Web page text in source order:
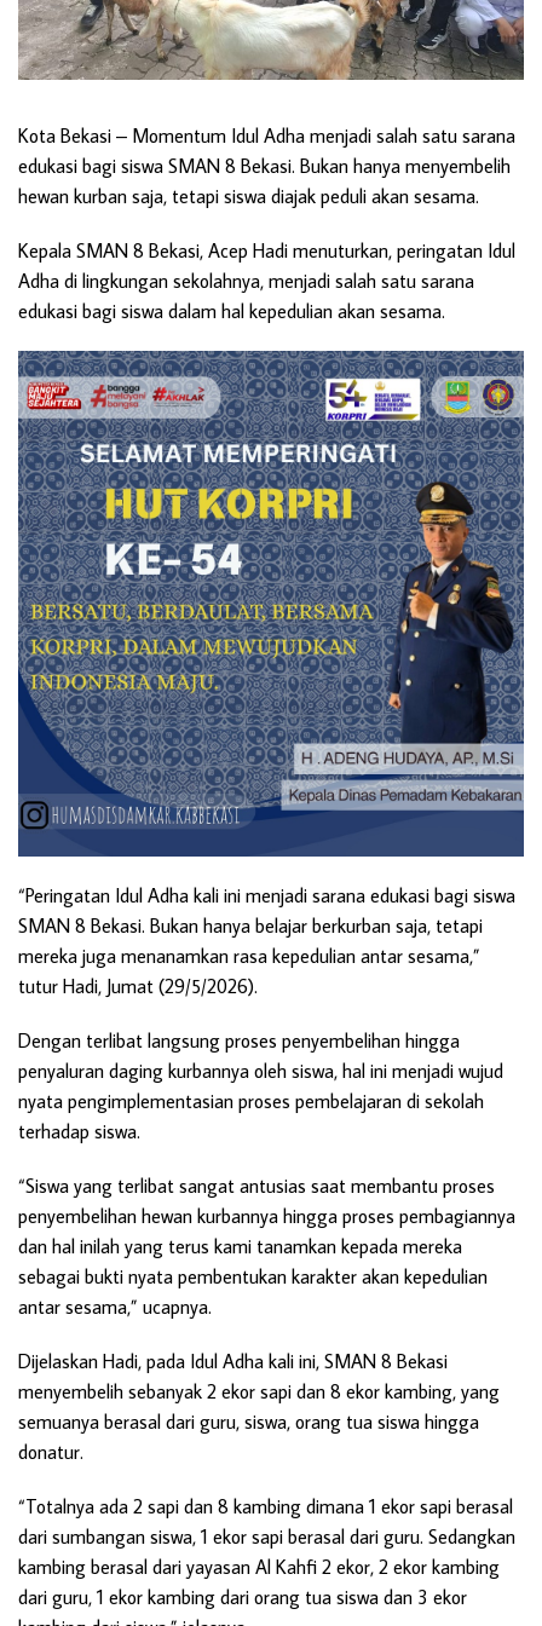
Kota Bekasi – Momentum Idul Adha menjadi salah satu sarana
edukasi bagi siswa SMAN 8 Bekasi. Bukan hanya menyembelih
hewan kurban saja, tetapi siswa diajak peduli akan sesama.
Kepala SMAN 8 Bekasi, Acep Hadi menuturkan, peringatan Idul
Adha di lingkungan sekolahnya, menjadi salah satu sarana
edukasi bagi siswa dalam hal kepedulian akan sesama.
“Peringatan Idul Adha kali ini menjadi sarana edukasi bagi siswa
SMAN 8 Bekasi. Bukan hanya belajar berkurban saja, tetapi
mereka juga menanamkan rasa kepedulian antar sesama,”
tutur Hadi, Jumat (29/5/2026).
Dengan terlibat langsung proses penyembelihan hingga
penyaluran daging kurbannya oleh siswa, hal ini menjadi wujud
nyata pengimplementasian proses pembelajaran di sekolah
terhadap siswa.
“Siswa yang terlibat sangat antusias saat membantu proses
penyembelihan hewan kurbannya hingga proses pembagiannya
dan hal inilah yang terus kami tanamkan kepada mereka
sebagai bukti nyata pembentukan karakter akan kepedulian
antar sesama,” ucapnya.
Dijelaskan Hadi, pada Idul Adha kali ini, SMAN 8 Bekasi
menyembelih sebanyak 2 ekor sapi dan 8 ekor kambing, yang
semuanya berasal dari guru, siswa, orang tua siswa hingga
donatur.
“Totalnya ada 2 sapi dan 8 kambing dimana 1 ekor sapi berasal
dari sumbangan siswa, 1 ekor sapi berasal dari guru. Sedangkan
kambing berasal dari yayasan Al Kahfi 2 ekor, 2 ekor kambing
dari guru, 1 ekor kambing dari orang tua siswa dan 3 ekor